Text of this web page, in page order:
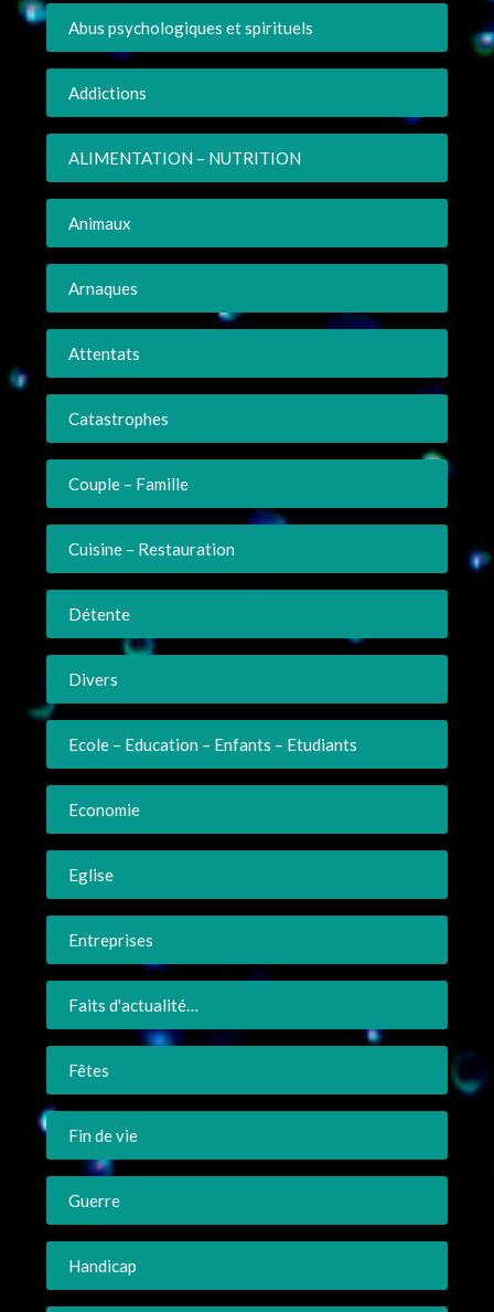
Abus psychologiques et spirituels
Addictions
ALIMENTATION – NUTRITION
Animaux
Arnaques
Attentats
Catastrophes
Couple – Famille
Cuisine – Restauration
Détente
Divers
Ecole – Education – Enfants – Etudiants
Economie
Eglise
Entreprises
Faits d'actualité…
Fêtes
Fin de vie
Guerre
Handicap